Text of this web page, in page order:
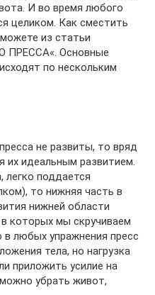
И во время любого
целиком. Как сместить
из статьи
ПРЕССА«. Основные
по нескольким
не развиты, то вряд
их идеальным развитием.
легко поддается
то нижняя часть в
нижней области
которых мы скручиваем
любых упражнения пресс
тела, но нагрузка
приложить усилие на
убрать живот,